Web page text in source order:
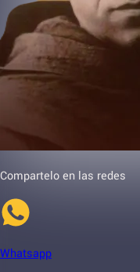
Compartelo en las redes
Whatsapp